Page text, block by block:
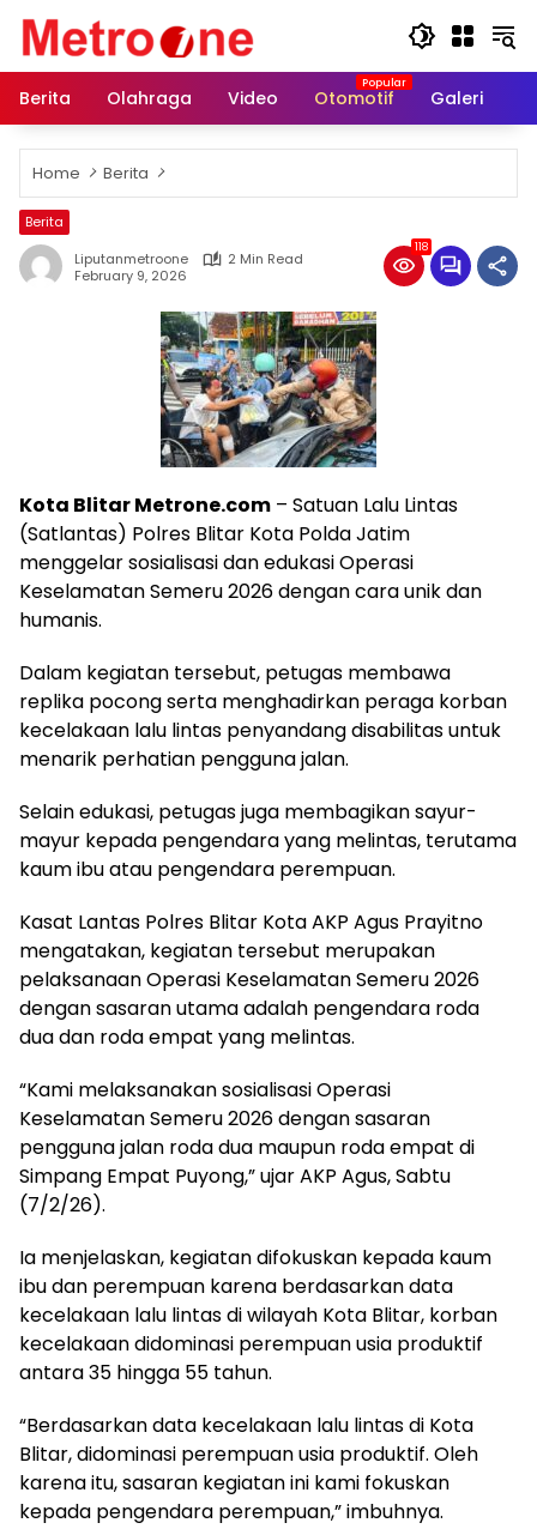
content
Berita
Olahraga Video Otomotif Galeri
Home Berita
Berita
Liputanmetroone
2 Min Read
February 9, 2026
118
Kota Blitar Metrone.com – Satuan Lalu Lintas
(Satlantas) Polres Blitar Kota Polda Jatim
menggelar sosialisasi dan edukasi Operasi
Keselamatan Semeru 2026 dengan cara unik dan
humanis.
Dalam kegiatan tersebut, petugas membawa
replika pocong serta menghadirkan peraga korban
kecelakaan lalu lintas penyandang disabilitas untuk
menarik perhatian pengguna jalan.
Selain edukasi, petugas juga membagikan sayur-
mayur kepada pengendara yang melintas, terutama
kaum ibu atau pengendara perempuan.
Kasat Lantas Polres Blitar Kota AKP Agus Prayitno
mengatakan, kegiatan tersebut merupakan
pelaksanaan Operasi Keselamatan Semeru 2026
dengan sasaran utama adalah pengendara roda
dua dan roda empat yang melintas.
“Kami melaksanakan sosialisasi Operasi
Keselamatan Semeru 2026 dengan sasaran
pengguna jalan roda dua maupun roda empat di
Simpang Empat Puyong,” ujar AKP Agus, Sabtu
(7/2/26).
Ia menjelaskan, kegiatan difokuskan kepada kaum
ibu dan perempuan karena berdasarkan data
kecelakaan lalu lintas di wilayah Kota Blitar, korban
kecelakaan didominasi perempuan usia produktif
antara 35 hingga 55 tahun.
“Berdasarkan data kecelakaan lalu lintas di Kota
Blitar, didominasi perempuan usia produktif. Oleh
karena itu, sasaran kegiatan ini kami fokuskan
kepada pengendara perempuan,” imbuhnya.